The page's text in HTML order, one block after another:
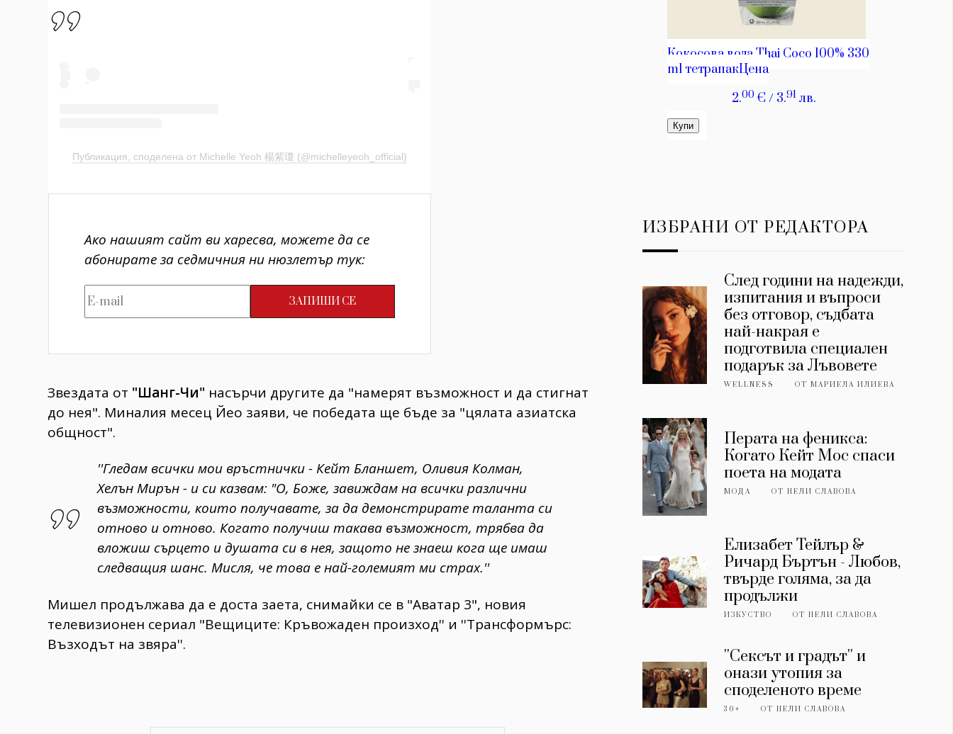
Публикация, споделена от Michelle Yeoh 楊紫瓊 (@michelleyeoh_official)
Ако нашият сайт ви харесва, можете да се
абонирате за седмичния ни нюзлетър тук:
Звездата от "Шанг-Чи" насърчи другите да "намерят възможност и да стигнат
до нея". Миналия месец Йео заяви, че победата ще бъде за "цялата азиатска
общност".
''Гледам всички мои връстнички - Кейт Бланшет, Оливия Колман,
Хелън Мирън - и си казвам: "О, Боже, завиждам на всички различни
възможности, които получавате, за да демонстрирате таланта си
отново и отново. Когато получиш такава възможност, трябва да
вложиш сърцето и душата си в нея, защото не знаеш кога ще имаш
следващия шанс. Мисля, че това е най-големият ми страх.''
Мишел продължава да е доста заета, снимайки се в "Аватар 3", новия
телевизионен сериал "Вещиците: Кръвожаден произход'' и ''Трансформърс:
Възходът на звяра''.
ИЗБРАНИ ОТ РЕДАКТОРА
След години на надежди,
изпитания и въпроси
без отговор, съдбата
най-накрая е
подготвила специален
подарък за Лъвовете
WELLNESS ОТМАРИЕЛА ИЛИЕВА
Перата на феникса:
Когато Кейт Мос спаси
поета на модата
МОДА ОТНЕЛИ СЛАВОВА
Елизабет Тейлър &
Ричард Бъртън - Любов,
твърде голяма, за да
продължи
ИЗКУСТВО ОТНЕЛИ СЛАВОВА
''Сексът и градът'' и
онази утопия за
споделеното време
30+ ОТНЕЛИ СЛАВОВА